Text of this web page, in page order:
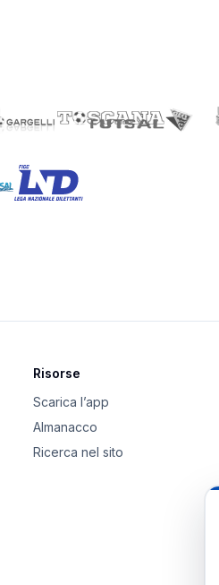
Risorse
Scarica l’app
Almanacco
Ricerca nel sito